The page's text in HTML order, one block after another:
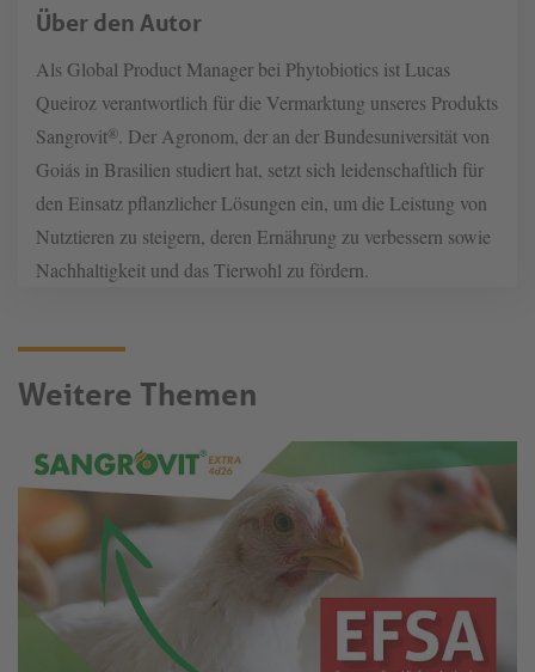
Über den Autor
Als Global Product Manager bei Phytobiotics ist Lucas
Queiroz verantwortlich für die Vermarktung unseres Produkts
Sangrovit®. Der Agronom, der an der Bundesuniversität von
Goiás in Brasilien studiert hat, setzt sich leidenschaftlich für
den Einsatz pflanzlicher Lösungen ein, um die Leistung von
Nutztieren zu steigern, deren Ernährung zu verbessern sowie
Nachhaltigkeit und das Tierwohl zu fördern.
Weitere Themen